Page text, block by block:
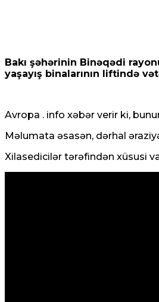
Bakı şəhərinin Binəqədi
yaşayış binalarının liftində
Avropa . info xəbər verir ki,
Məlumata əsasən, dərhal
Xilasedicilər tərəfindən xüsusi